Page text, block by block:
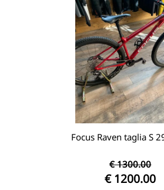
Focus Raven taglia S
€ 1300.00
€ 1200.00